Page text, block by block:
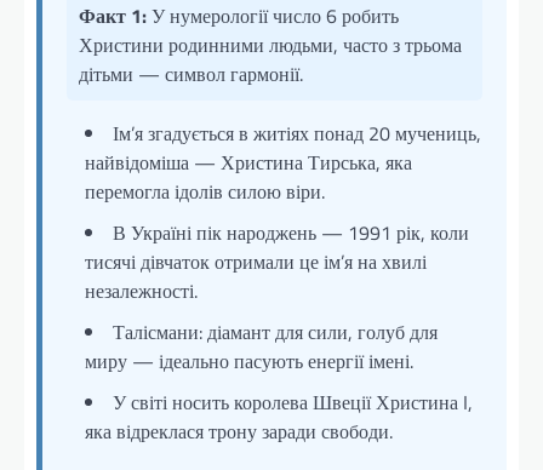
Факт 1:У нумерології число 6 робить
Христини родинними людьми, часто з трьома
дітьми — символ гармонії.
Ім’я згадується в житіях понад 20 мучениць,
найвідоміша — Христина Тирська, яка
перемогла ідолів силою віри.
В Україні пік народжень — 1991 рік, коли
тисячі дівчаток отримали це ім’я на хвилі
незалежності.
Талісмани: діамант для сили, голуб для
миру — ідеально пасують енергії імені.
У світі носить королева Швеції Христина I,
яка відреклася трону заради свободи.